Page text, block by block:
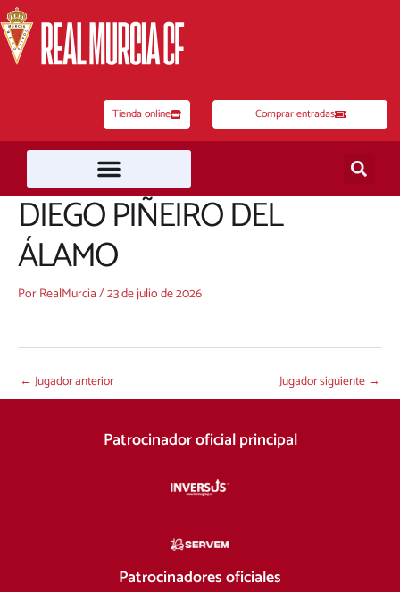
al
contenido
Tienda online Comprar entradas
DIEGO PIÑEIRO DEL
ÁLAMO
PorRealMurcia/23 de julio de 2026
← Jugador anterior Jugador siguiente →
Patrocinador oficial principal
Patrocinadores oficiales